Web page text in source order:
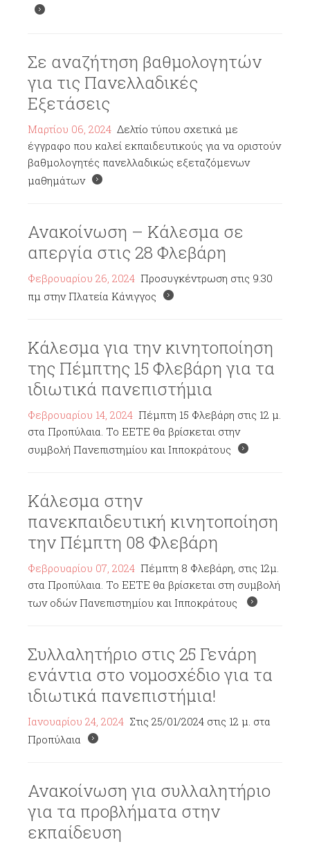
Σε αναζήτηση βαθμολογητών
για τις Πανελλαδικές
Εξετάσεις
Μαρτίου 06, 2024 Δελτίο τύπου σχετικά με
έγγραφο που καλεί εκπαιδευτικούς για να οριστούν
βαθμολογητές πανελλαδικώς εξεταζόμενων
μαθημάτων
Ανακοίνωση – Κάλεσμα σε
απεργία στις 28 Φλεβάρη
Φεβρουαρίου 26, 2024 Προσυγκέντρωση στις 9.30
πμ στην Πλατεία Κάνιγγος
Κάλεσμα για την κινητοποίηση
της Πέμπτης 15 Φλεβάρη για τα
ιδιωτικά πανεπιστήμια
Φεβρουαρίου 14, 2024 Πέμπτη 15 Φλεβάρη στις 12 μ.
στα Προπύλαια. Το ΕΕΤΕ θα βρίσκεται στην
συμβολή Πανεπιστημίου και Ιπποκράτους
Κάλεσμα στην
πανεκπαιδευτική κινητοποίηση
την Πέμπτη 08 Φλεβάρη
Φεβρουαρίου 07, 2024 Πέμπτη 8 Φλεβάρη, στις 12μ.
στα Προπύλαια. Το ΕΕΤΕ θα βρίσκεται στη συμβολή
των οδών Πανεπιστημίου και Ιπποκράτους
Συλλαλητήριο στις 25 Γενάρη
ενάντια στο νομοσχέδιο για τα
ιδιωτικά πανεπιστήμια!
Ιανουαρίου 24, 2024 Στις 25/01/2024 στις 12 μ. στα
Προπύλαια
Ανακοίνωση για συλλαλητήριο
για τα προβλήματα στην
εκπαίδευση